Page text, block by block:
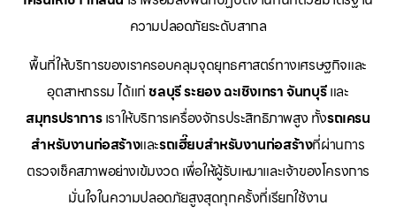
ความปลอดภัยระดับสากล
พื้นที่ให้บริการของเราครอบคลุมจุดยุทธศาสตร์ทางเศรษฐกิจและ
อุตสาหกรรม ได้แก่ชลบุรีระยองฉะเชิงเทราจันทบุรีและ
สมุทรปราการเราให้บริการเครื่องจักรประสิทธิภาพสูง ทั้งรถเครน
สำหรับงานก่อสร้างและรถเฮี๊ยบสำหรับงานก่อสร้างที่ผ่านการ
ตรวจเช็คสภาพอย่างเข้มงวด เพื่อให้ผู้รับเหมาและเจ้าของโครงการ
มั่นใจในความปลอดภัยสูงสุดทุกครั้งที่เรียกใช้งาน